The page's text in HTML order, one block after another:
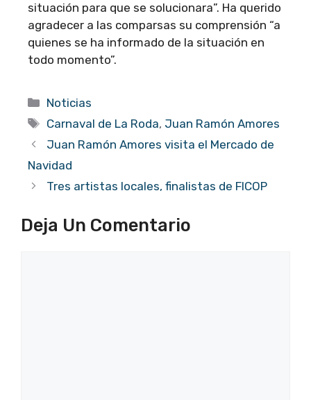
situación para que se solucionara”. Ha querido
agradecer a las comparsas su comprensión “a
quienes se ha informado de la situación en
todo momento”.
Categorías
Noticias
Etiquetas
Carnaval de La Roda, Juan Ramón Amores
Juan Ramón Amores visita el Mercado de
Navidad
Tres artistas locales, finalistas de FICOP
Deja Un Comentario